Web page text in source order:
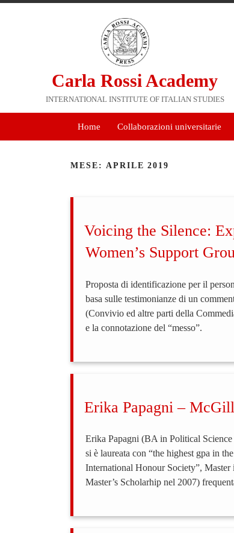
Carla Rossi Academy
INTERNATIONAL INSTITUTE OF ITALIAN STUDIES
Home Collaborazioni universitarie
MESE: APRILE 2019
Voicing the Silence:
Women’s Support
Proposta di identificazione per il
basa sulle testimonianze di un
(Convivio ed altre parti della
e la connotazione del “messo”.
Erika Papagni –
Erika Papagni (BA in Political
si è laureata con “the highest gpa in
International Honour Society”,
Master’s Scholarhip nel 2007)